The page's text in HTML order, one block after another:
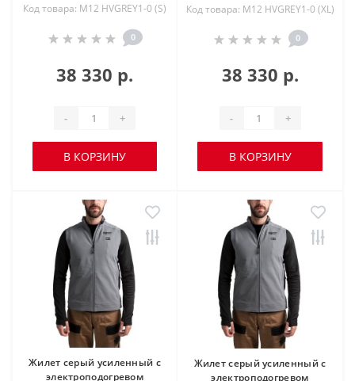
Код товара: M12 HVGREY1-0 (S)
0
38 330 р.
- +
В КОРЗИНУ
Код товара: M12 HVGREY1-0 (XL)
0
38 330 р.
- +
В КОРЗИНУ
Жилет серый усиленный c
электроподогревом
Жилет серый усиленный c
электроподогревом